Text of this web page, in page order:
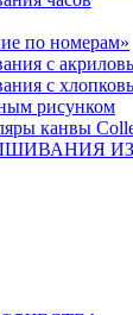
по номерам»
с
с
рисунком
канвы